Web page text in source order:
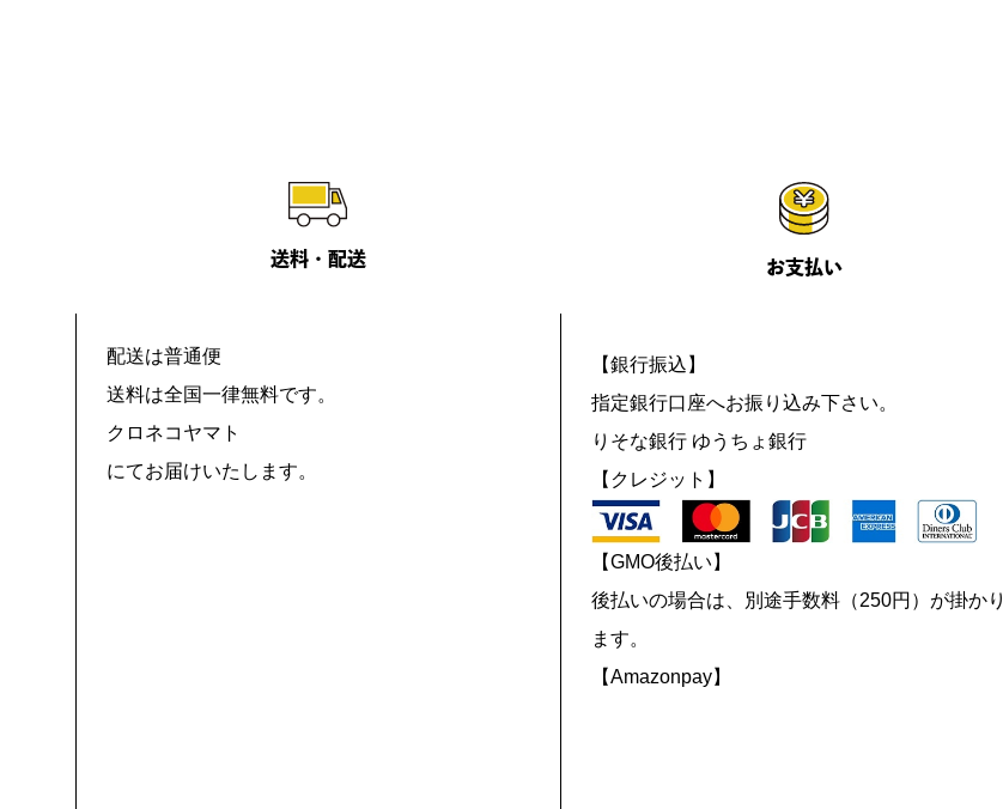
送料・配送
配送は普通便
送料は全国一律無料です。
クロネコヤマト
にてお届けいたします。
お支払い
【銀行振込】
指定銀行口座へお振り込み下さい。
りそな銀行 ゆうちょ銀行
【クレジット】
【GMO後払い】
後払いの場合は、別途手数料（250円）が掛かり
ます。
【Amazonpay】